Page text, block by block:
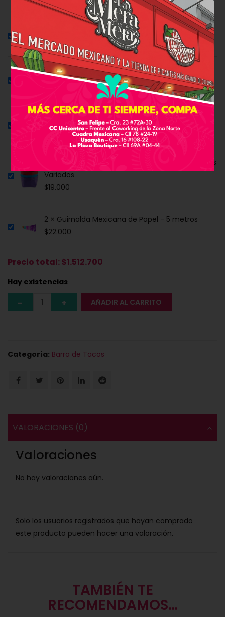
1 × Salsa Chipotle
$24.600
3 × Encurtido de Cebolla Morada - 133 ml
15 × Mango Enchilado Deshidratado 30 g
6.900
2 × Tortillera o Totopera en Tela Cambre Colores
Variados
$19.000
2 × Guirnalda Mexicana de Papel - 5 metros
$22.000
Precio total:$1.512.700
Hay existencias
AÑADIR AL CARRITO
Categoría: Barra de Tacos
VALORACIONES (0)
Valoraciones
No hay valoraciones aún.
Solo los usuarios registrados que hayan comprado
este producto pueden hacer una valoración.
TAMBIÉN TE
RECOMENDAMOS…